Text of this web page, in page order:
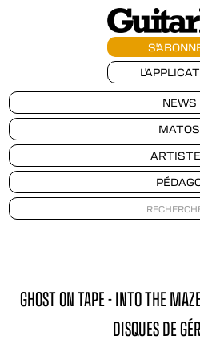
NEWS
MATOS
GHOST ON TAPE - INTO THE
DISQUES DE